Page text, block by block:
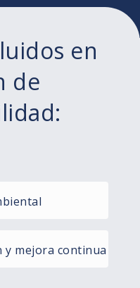
en
de
y mejora continua